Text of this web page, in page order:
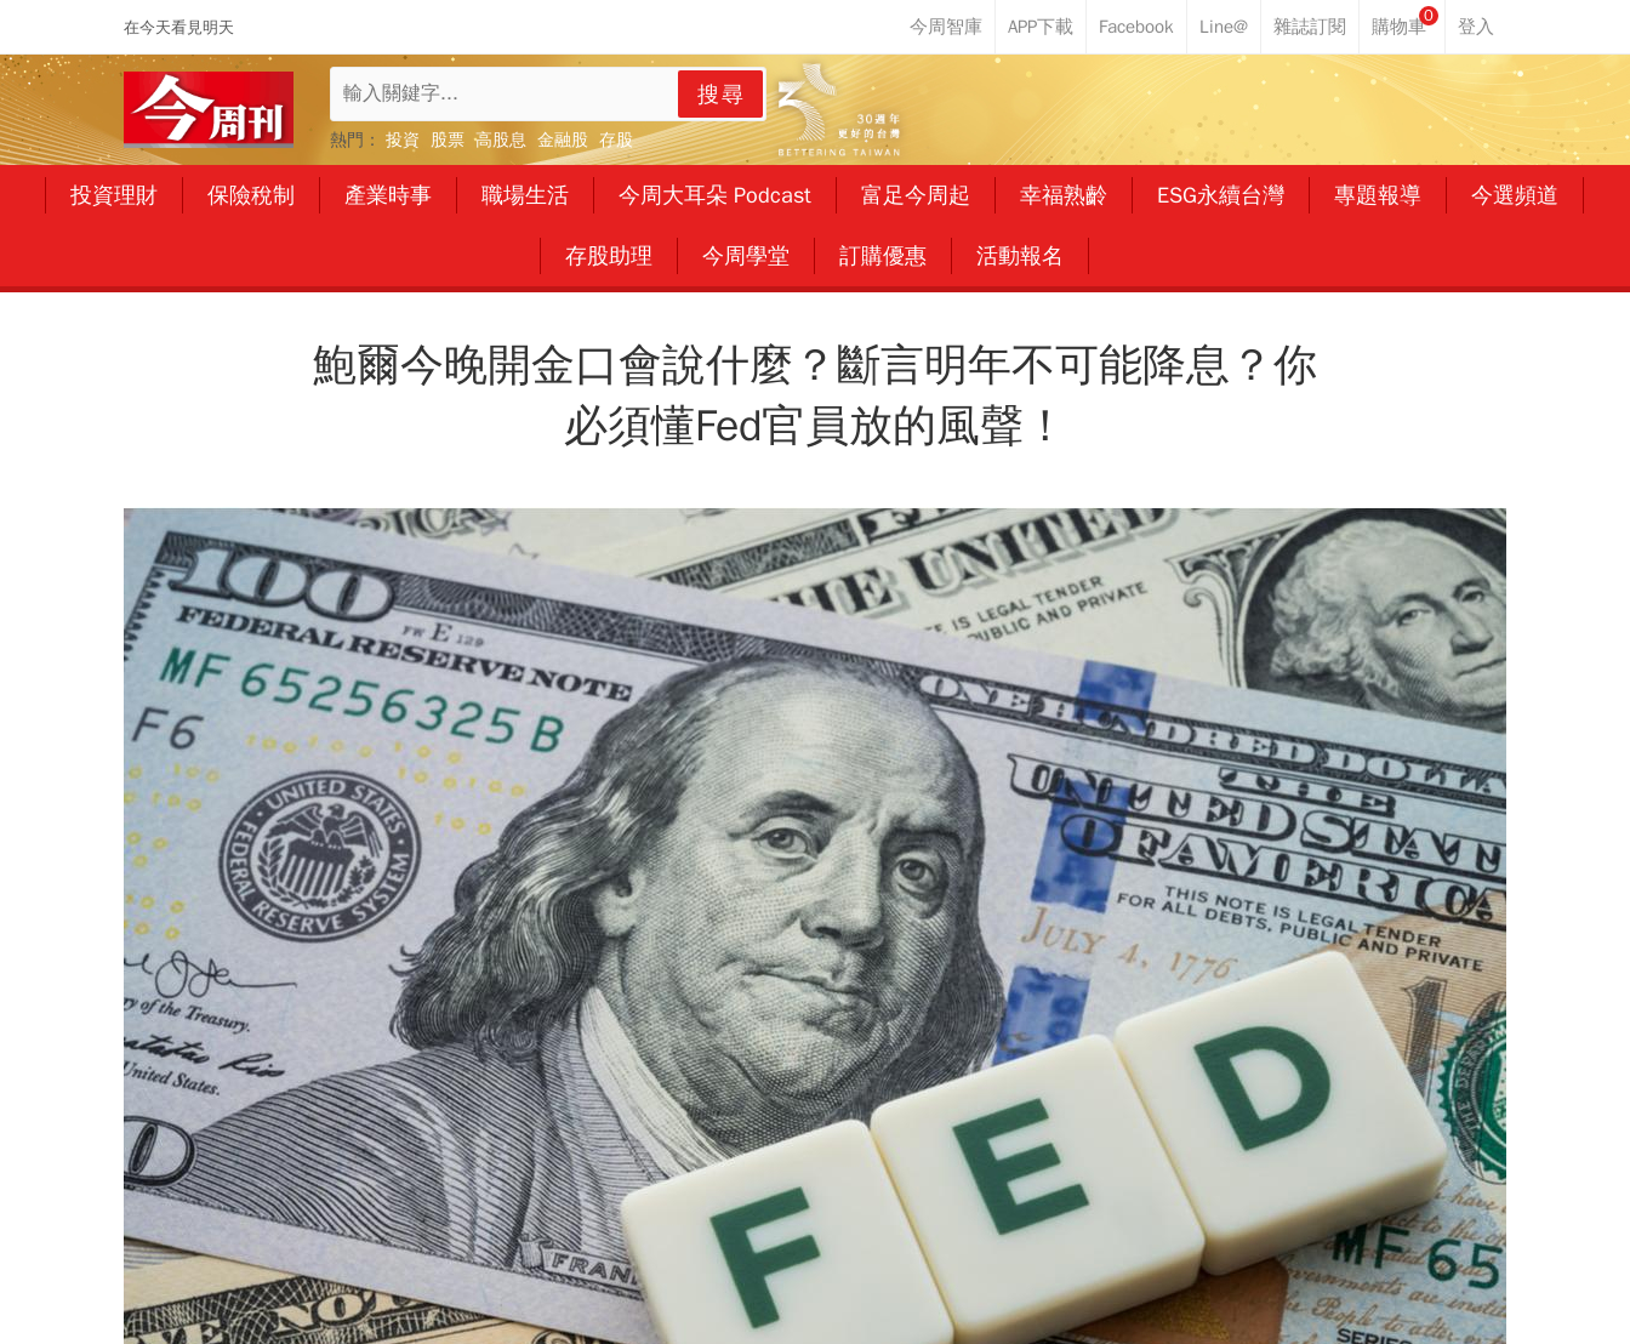
在今天看見明天
0
搜尋
熱門： 投資 股票 高股息 金融股 存股
投資理財 保險稅制 產業時事 職場生活 今周大耳朵 Podcast 富足今周起 幸福熟齡 ESG永續台灣 專題報導 今選頻道
存股助理 今周學堂 訂購優惠 活動報名
鮑爾今晚開金口會說什麼？斷言明年不可能降息？你
必須懂Fed官員放的風聲！